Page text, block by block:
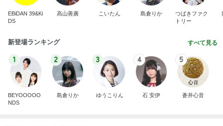
EBiDAN 39&Ki
DS
高山善廣 こいたん 島倉りか
つばきファク
トリー
新登場ランキング すべて見る
1
BEYOOOOO
NDS
2
島倉りか
3
ゆうこりん
4
石 安伊
5
蒼井心音